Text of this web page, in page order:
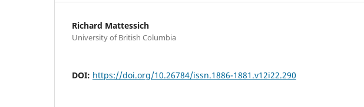
Richard Mattessich
University of British Columbia
DOI: https://doi.org/10.26784/issn.1886-1881.v12i22.290